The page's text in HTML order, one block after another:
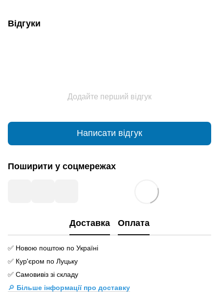
Відгуки
Додайте перший відгук
Написати відгук
Поширити у соцмережах
Доставка Оплата
✅ Новою поштою по Україні
✅ Кур'єром по Луцьку
✅ Самовивіз зі складу
🔎 Більше інформації про доставку